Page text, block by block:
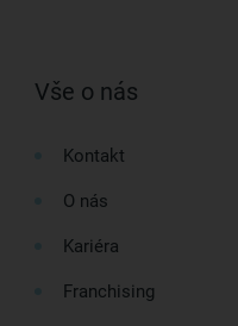
Vše o nás
Kontakt
O nás
Kariéra
Franchising